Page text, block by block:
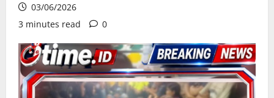
03/06/2026
3 minutes read
0